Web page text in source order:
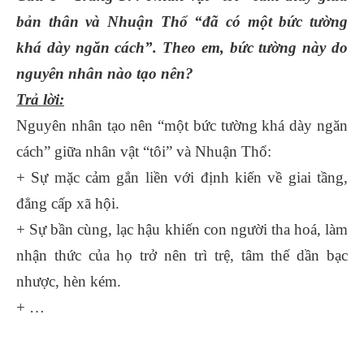
bản thân và Nhuận Thổ “đã có một bức tường
khá dày ngăn cách”. Theo em, bức tường này do
nguyên nhân nào tạo nên?
Trả lời:
Nguyên nhân tạo nên “một bức tường khá dày ngăn
cách” giữa nhân vật “tôi” và Nhuận Thổ:
+ Sự mặc cảm gắn liền với định kiến về giai tầng,
đẳng cấp xã hội.
+ Sự bần cùng, lạc hậu khiến con người tha hoá, làm
nhận thức của họ trở nên trì trệ, tâm thế dần bạc
nhược, hèn kém.
+ …